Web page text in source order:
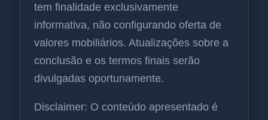
tem finalidade exclusivamente
informativa, não configurando oferta de
valores mobiliários. Atualizações sobre a
conclusão e os termos finais serão
divulgadas oportunamente.
Disclaimer: O conteúdo apresentado é